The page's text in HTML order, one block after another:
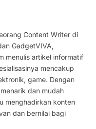
Content Writer di
GadgetVIVA,
menulis artikel informatif
mencakup
game. Dengan
dan mudah
menghadirkan konten
dan bernilai bagi